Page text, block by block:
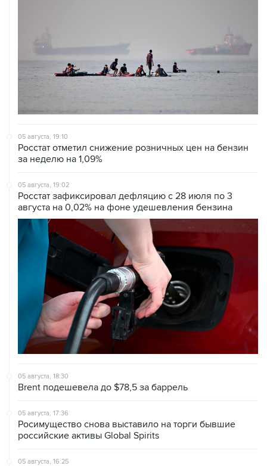
05 августа, 19:10
Росстат отметил снижение розничных цен на бензин
за неделю на 1,09%
05 августа, 19:02
Росстат зафиксировал дефляцию с 28 июля по 3
августа на 0,02% на фоне удешевления бензина
05 августа, 18:30
Brent подешевела до $78,5 за баррель
05 августа, 17:36
Росимущество снова выставило на торги бывшие
российские активы Global Spirits
05 августа, 16:25